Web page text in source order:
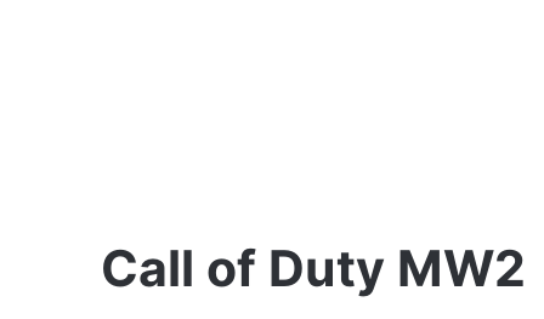
Call of Duty MW2